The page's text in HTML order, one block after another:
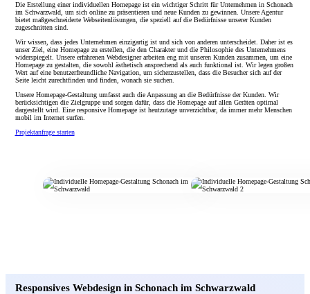
Die Erstellung einer individuellen Homepage ist ein wichtiger Schritt für Unternehmen in Schonach
im Schwarzwald, um sich online zu präsentieren und neue Kunden zu gewinnen. Unsere Agentur
bietet maßgeschneiderte Webseitenlösungen, die speziell auf die Bedürfnisse unserer Kunden
zugeschnitten sind.
Wir wissen, dass jedes Unternehmen einzigartig ist und sich von anderen unterscheidet. Daher ist es
unser Ziel, eine Homepage zu erstellen, die den Charakter und die Philosophie des Unternehmens
widerspiegelt. Unsere erfahrenen Webdesigner arbeiten eng mit unseren Kunden zusammen, um eine
Homepage zu gestalten, die sowohl ästhetisch ansprechend als auch funktional ist. Wir legen großen
Wert auf eine benutzerfreundliche Navigation, um sicherzustellen, dass die Besucher sich auf der
Seite leicht zurechtfinden und finden, wonach sie suchen.
Unsere Homepage-Gestaltung umfasst auch die Anpassung an die Bedürfnisse der Kunden. Wir
berücksichtigen die Zielgruppe und sorgen dafür, dass die Homepage auf allen Geräten optimal
dargestellt wird. Eine responsive Homepage ist heutzutage unverzichtbar, da immer mehr Menschen
mobil im Internet surfen.
Projektanfrage starten
Responsives Webdesign in Schonach im Schwarzwald